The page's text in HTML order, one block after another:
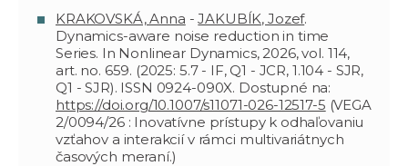
KRAKOVSKÁ, Anna -JAKUBÍK, Jozef.
Dynamics-aware noise reduction in time
Series. In Nonlinear Dynamics, 2026, vol. 114,
art. no. 659. (2025: 5.7 - IF, Q1 - JCR, 1.104 - SJR,
Q1 - SJR). ISSN 0924-090X. Dostupné na:
https://doi.org/10.1007/s11071-026-12517-5 (VEGA
2/0094/26 : Inovatívne prístupy k odhaľovaniu
vzťahov a interakcií v rámci multivariátnych
časových meraní.)